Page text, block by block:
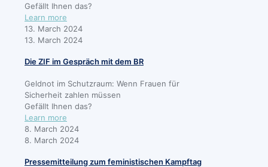
Gefällt Ihnen das?
Learn more
13. March 2024
13. March 2024
Die ZIF im Gespräch mit dem BR
Geldnot im Schutzraum: Wenn Frauen für
Sicherheit zahlen müssen
Gefällt Ihnen das?
Learn more
8. March 2024
8. March 2024
Pressemitteilung zum feministischen Kampftag